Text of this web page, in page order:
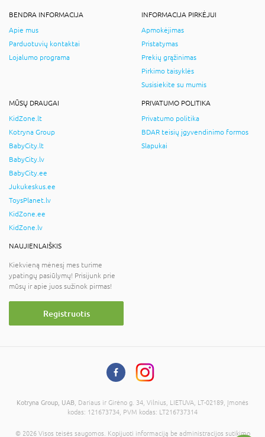
BENDRA INFORMACIJA
Apie mus
Parduotuvių kontaktai
Lojalumo programa
INFORMACIJA PIRKĖJUI
Apmokėjimas
Pristatymas
Prekių grąžinimas
Pirkimo taisyklės
Susisiekite su mumis
MŪSŲ DRAUGAI
KidZone.lt
Kotryna Group
BabyCity.lt
BabyCity.lv
BabyCity.ee
Jukukeskus.ee
ToysPlanet.lv
KidZone.ee
KidZone.lv
PRIVATUMO POLITIKA
Privatumo politika
BDAR teisių įgyvendinimo formos
Slapukai
NAUJIENLAIŠKIS
Kiekvieną mėnesį mes turime
ypatingų pasiūlymų! Prisijunk prie
mūsų ir apie juos sužinok pirmas!
Registruotis
Kotryna Group, UAB , Dariaus ir Girėno g. 34, Vilnius, LIETUVA, LT-02189, Įmonės
kodas: 121673734, PVM kodas: LT216737314
© 2026 Visos teisės saugomos. Kopijuoti informaciją be administracijos sutikimo